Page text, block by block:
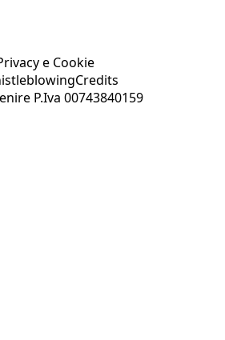
e Cookie
Credits
P.Iva 00743840159